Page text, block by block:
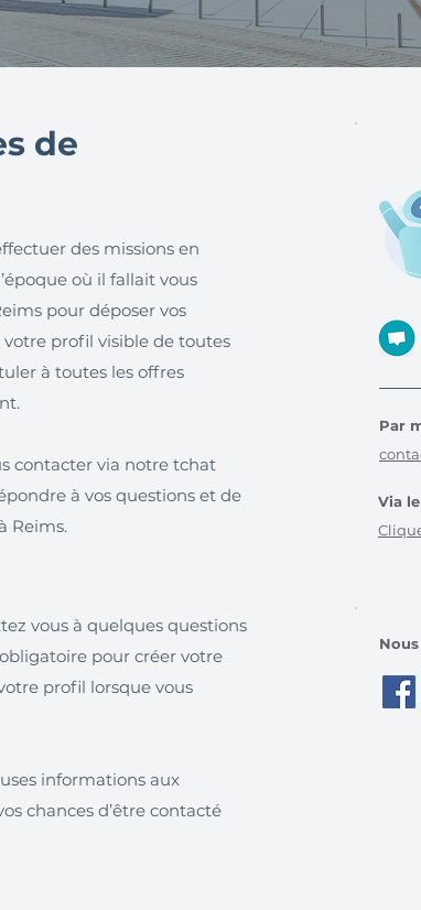
de
des missions en
où il fallait vous
pour déposer vos
profil visible de toutes
à toutes les offres
contacter via notre tchat
à vos questions et de
Reims.
vous à quelques questions
pour créer votre
profil lorsque vous
informations aux
chances d’être contacté
Par
Via